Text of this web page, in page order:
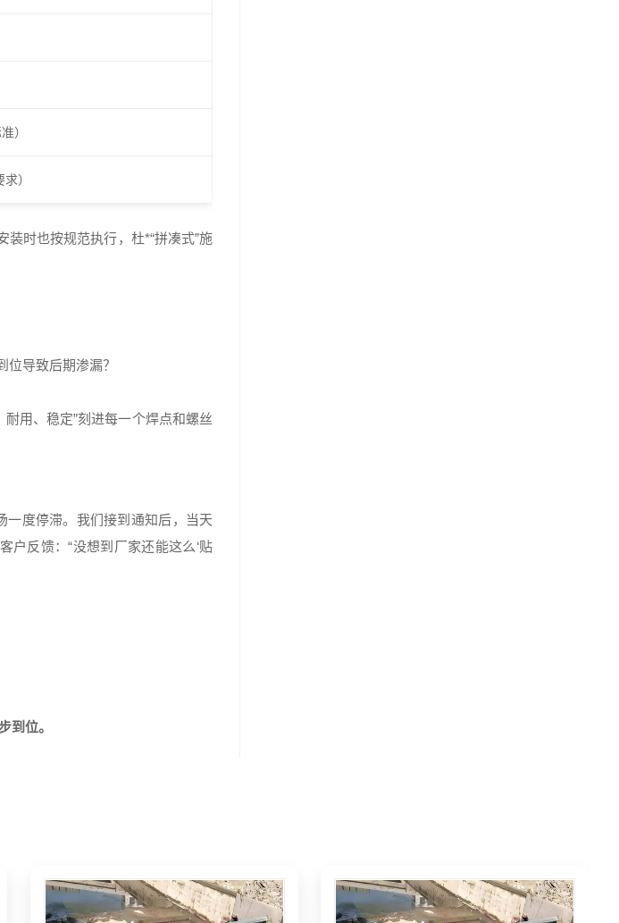
）
）
时也按规范执行，杜*“拼凑式”施
导致后期渗漏？
用、稳定”刻进每一个焊点和螺丝
一度停滞。我们接到通知后，当天
户反馈：“没想到厂家还能这么‘贴
到位。